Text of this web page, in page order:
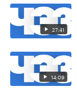
27:41
14:09